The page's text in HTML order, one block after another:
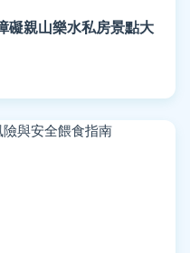
礙親山樂水私房景點大